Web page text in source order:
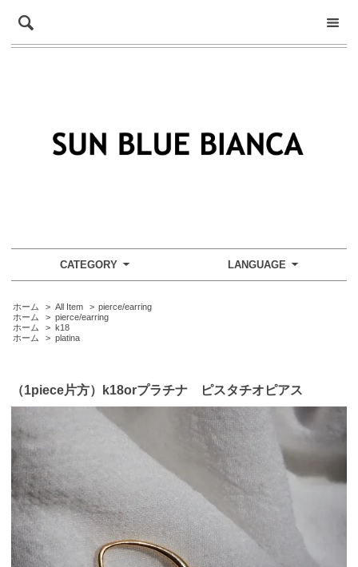
CATEGORY LANGUAGE
ホーム > All Item > pierce/earring
ホーム
> pierce/earring
ホーム
> k18
ホーム
> platina
（1piece片方）k18orプラチナ ピスタチオピアス